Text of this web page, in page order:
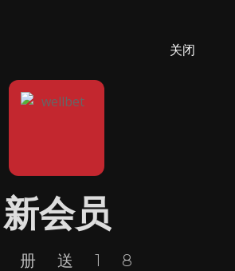
关闭
新会员
册送18